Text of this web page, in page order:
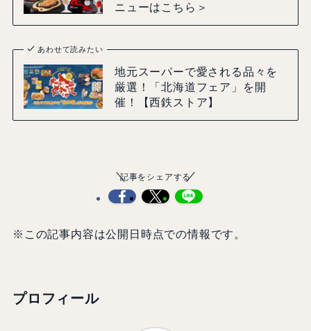
ニューはこちら＞
あわせて読みたい
地元スーパーで愛される品々を
厳選！「北海道フェア」を開
催！【西鉄ストア】
記事をシェアする
※この記事内容は公開日時点での情報です。
プロフィール